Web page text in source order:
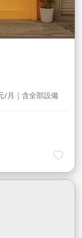
/月｜含全部設備